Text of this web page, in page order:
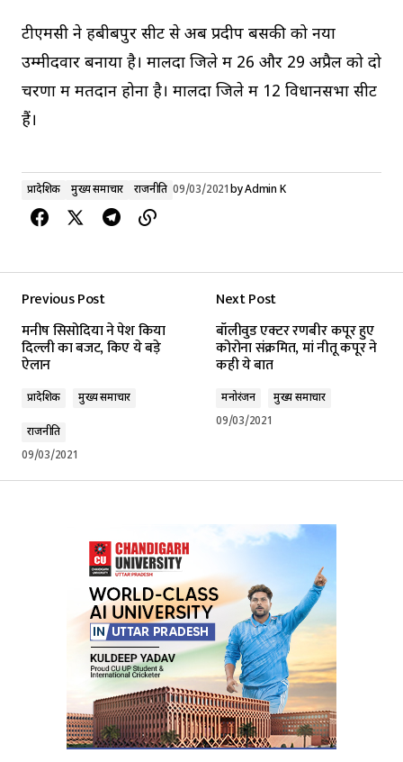
टीएमसी ने हबीबपुर सीट से अब प्रदीप बसकी को नया
उम्मीदवार बनाया है। मालदा जिले में 26 और 29 अप्रैल को दो
चरणों में मतदान होना है। मालदा जिले में 12 विधानसभा सीट
हैं।
प्रादेशिक मुख्य समाचार राजनीति 09/03/2021byAdmin K
Previous Post
मनीष सिसोदिया ने पेश किया
दिल्ली का बजट, किए ये बड़े
ऐलान
प्रादेशिक मुख्य समाचार
राजनीति
09/03/2021
Next Post
बॉलीवुड एक्टर रणबीर कपूर हुए
कोरोना संक्रमित, मां नीतू कपूर ने
कही ये बात
मनोरंजन
मुख्य समाचार
09/03/2021